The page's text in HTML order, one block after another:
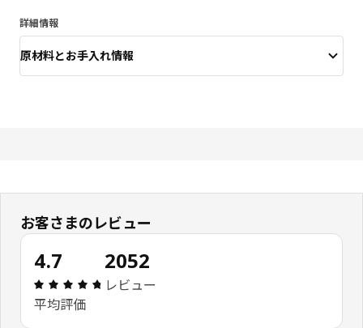
詳細情報
原材料とお手入れ情報
お客さまのレビュー
4.7
レビュー: 4.7 5 星の数 総レビュー: 2052
平均評価
2052
レビュー